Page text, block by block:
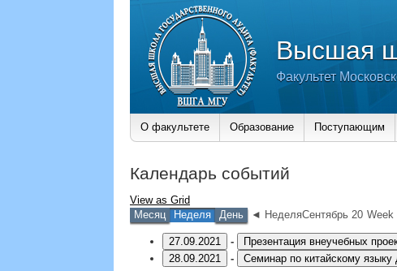
Высшая
Факультет
О факультете Образование Поступающим
Календарь событий
View as Grid
Месяц
Неделя День ◄ НеделяСентябрь 20
27.09.2021 -
Презентация внеучебных
28.09.2021
- Семинар по китайскому языку